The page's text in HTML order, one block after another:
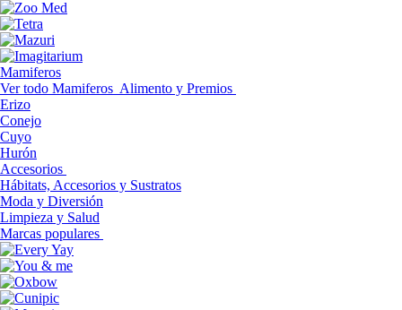
Mamiferos
Ver todo Mamiferos Alimento y Premios
Erizo
Conejo
Cuyo
Hurón
Accesorios
Hábitats, Accesorios y Sustratos
Moda y Diversión
Limpieza y Salud
Marcas populares